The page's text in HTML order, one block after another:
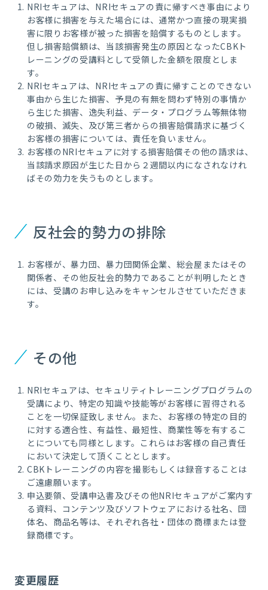
NRIセキュアは、NRIセキュアの責に帰すべき事由により
お客様に損害を与えた場合には、通常かつ直接の現実損
害に限りお客様が被った損害を賠償するものとします。
但し損害賠償額は、当該損害発生の原因となったCBKト
レーニングの受講料として受領した金額を限度としま
す。
NRIセキュアは、NRIセキュアの責に帰すことのできない
事由から生じた損害、予見の有無を問わず特別の事情か
ら生じた損害、逸失利益、データ・プログラム等無体物
の破損、滅失、及び第三者からの損害賠償請求に基づく
お客様の損害については、責任を負いません。
お客様のNRIセキュアに対する損害賠償その他の請求は、
当該請求原因が生じた日から２週間以内になされなけれ
ばその効力を失うものとします。
反社会的勢力の排除
お客様が、暴力団、暴力団関係企業、総会屋またはその
関係者、その他反社会的勢力であることが判明したとき
には、受講のお申し込みをキャンセルさせていただきま
す。
その他
NRIセキュアは、セキュリティトレーニングプログラムの
受講により、特定の知識や技能等がお客様に習得される
ことを一切保証致しません。また、お客様の特定の目的
に対する適合性、有益性、最短性、商業性等を有するこ
とについても同様とします。これらはお客様の自己責任
において決定して頂くこととします。
CBKトレーニングの内容を撮影もしくは録音することは
ご遠慮願います。
申込要領、受講申込書及びその他NRIセキュアがご案内す
る資料、コンテンツ及びソフトウェアにおける社名、団
体名、商品名等は、それぞれ各社・団体の商標または登
録商標です。
変更履歴